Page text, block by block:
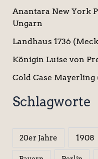
Anantara New York
Ungarn
Landhaus 1736
Königin Luise von
Cold Case
Schlagworte
20er Jahre 1908